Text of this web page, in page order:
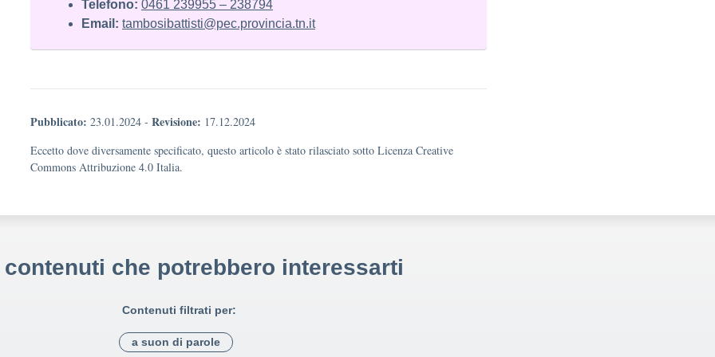
Telefono: 0461 239955 – 238794
Email: tambosibattisti@pec.provincia.tn.it
Pubblicato: 23.01.2024 - Revisione: 17.12.2024
Eccetto dove diversamente specificato, questo articolo è stato rilasciato sotto Licenza Creative
Commons Attribuzione 4.0 Italia.
che potrebbero interessarti
Contenuti filtrati per:
a suon di parole